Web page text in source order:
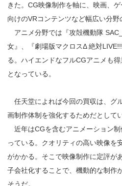
きた。CG映像制作を軸に、映画、
向けのVRコンテンツなど幅広い分野
アニメ分野では『攻殻機動隊
女』、『劇場版マクロスΔ 絶対
る。ハイエンドなフルCGアニメも
となっている。
任天堂によれば今回の買収は、グ
画制作体制を強化するためだとしてい
近年はCGを含むアニメーション
っている。クオリティの高い映像を
がかかる。そこで映像制作に定評が
子会社化することで、機動的な制作
そうだ。